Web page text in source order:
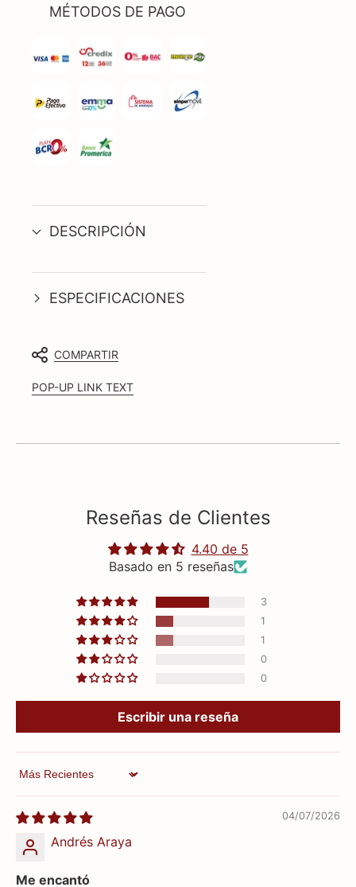
MÉTODOS DE PAGO
DESCRIPCIÓN
ESPECIFICACIONES
COMPARTIR
POP-UP LINK TEXT
Reseñas de Clientes
4.40 de 5
Basado en 5 reseñas
3
1
1
0
0
Escribir una reseña
Sort by
04/07/2026
Andrés Araya
Me encantó